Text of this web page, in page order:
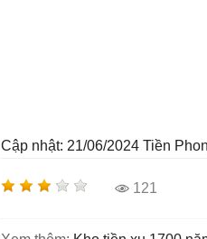
Cập nhật: 21/06/2024 Tiền
121